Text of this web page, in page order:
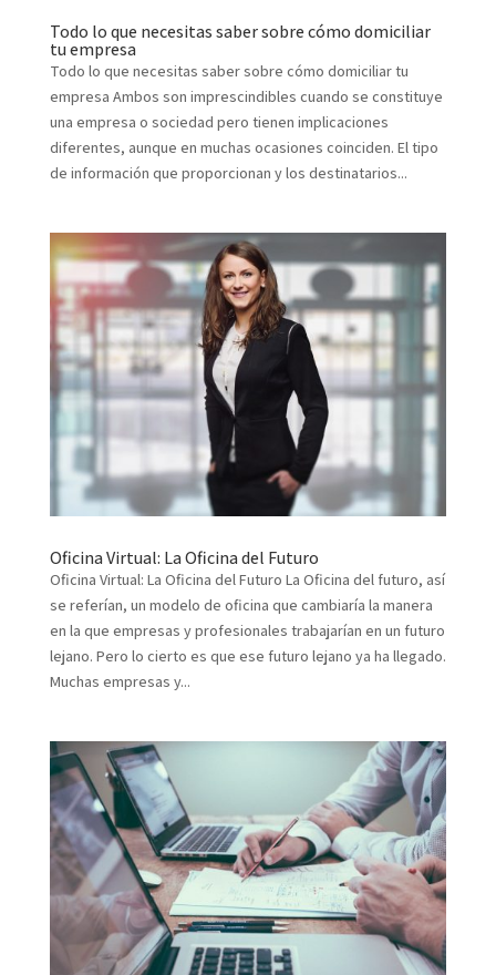
Todo lo que necesitas saber sobre cómo domiciliar
tu empresa
Todo lo que necesitas saber sobre cómo domiciliar tu
empresa Ambos son imprescindibles cuando se constituye
una empresa o sociedad pero tienen implicaciones
diferentes, aunque en muchas ocasiones coinciden. El tipo
de información que proporcionan y los destinatarios...
Oficina Virtual: La Oficina del Futuro
Oficina Virtual: La Oficina del Futuro La Oficina del futuro, así
se referían, un modelo de oficina que cambiaría la manera
en la que empresas y profesionales trabajarían en un futuro
lejano. Pero lo cierto es que ese futuro lejano ya ha llegado.
Muchas empresas y...